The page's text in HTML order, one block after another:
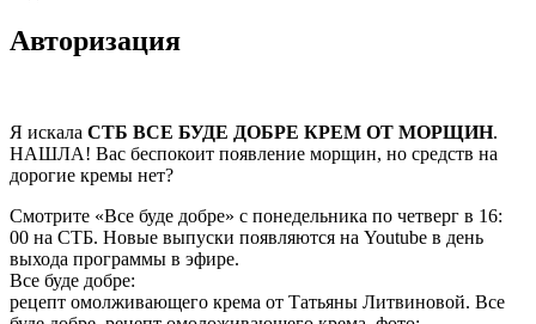
Авторизация
Я искала СТБ ВСЕ БУДЕ ДОБРЕ КРЕМ ОТ МОРЩИН.
НАШЛА! Вас беспокоит появление морщин, но средств на
дорогие кремы нет?
Смотрите «Все буде добре» с понедельника по четверг в 16:
00 на СТБ. Новые выпуски появляются на Youtube в день
выхода программы в эфире.
Все буде добре:
рецепт омолживающего крема от Татьяны Литвиновой. Все